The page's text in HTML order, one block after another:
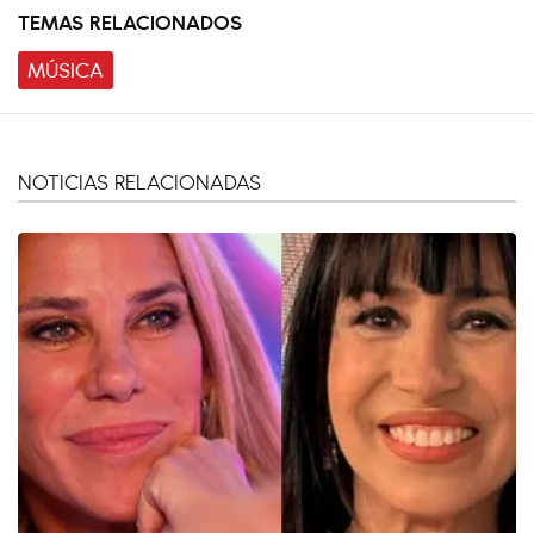
TEMAS RELACIONADOS
MÚSICA
NOTICIAS RELACIONADAS